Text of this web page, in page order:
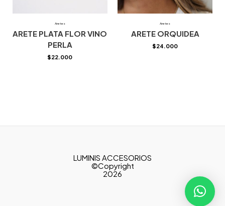
Aretes
ARETE PLATA FLOR VINO
PERLA
$22.000
Aretes
ARETE ORQUIDEA
$24.000
LUMINIS ACCESORIOS
©Copyright
2026